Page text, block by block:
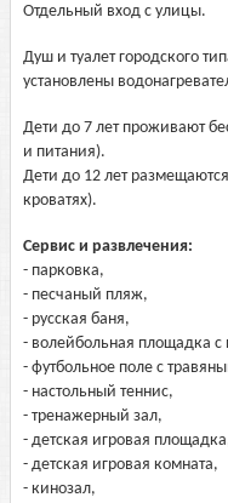
Отдельный вход с улицы.
Душ и туалет городского
установлены
Дети до 7 лет проживают
и питания).
Дети до 12 лет
кроватях).
Сервис и развлечения:
- парковка,
- песчаный пляж,
- русская баня,
- волейбольная площадка
- футбольное поле с
- настольный теннис,
- тренажерный зал,
- детская игровая
- детская игровая комната,
- кинозал,